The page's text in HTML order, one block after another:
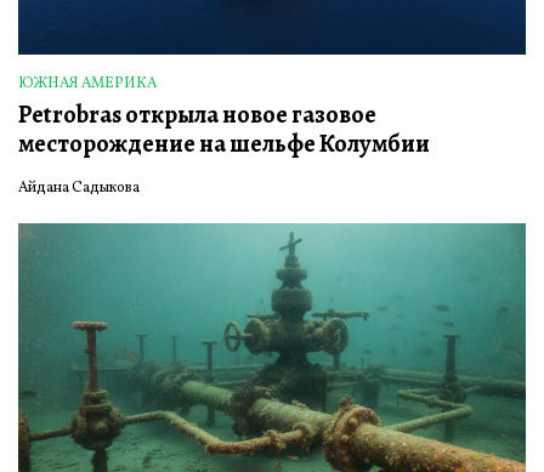
ОПУБЛИКОВАНО
В
ЮЖНАЯ АМЕРИКА
Petrobras открыла новое газовое
месторождение на шельфе Колумбии
Айдана Садыкова